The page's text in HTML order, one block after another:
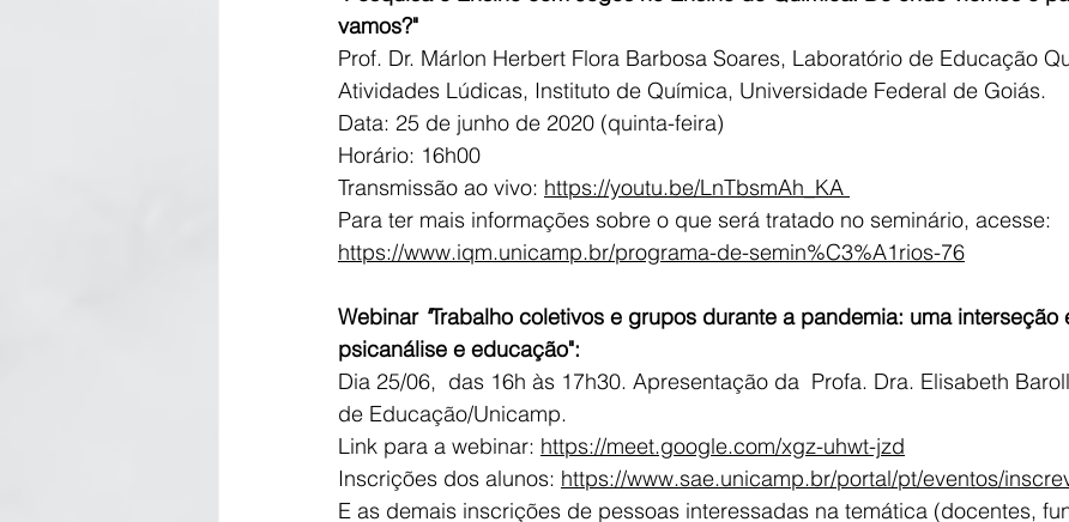
vamos?"
Prof. Dr. Márlon Herbert Flora Barbosa Soares, Laboratório de Educação
Atividades Lúdicas, Instituto de Química, Universidade Federal de Goiás.
Data: 25 de junho de 2020 (quinta-feira)
Horário: 16h00
Transmissão ao vivo: https://youtu.be/LnTbsmAh_KA
Para ter mais informações sobre o que será tratado no seminário, acesse:
https://www.iqm.unicamp.br/programa-de-semin%C3%A1rios-76
Webinar "Trabalho coletivos e grupos durante a pandemia: uma interseção
psicanálise e educação":
Dia 25/06,  das 16h às 17h30. Apresentação da  Profa. Dra. Elisabeth
de Educação/Unicamp.
Link para a webinar: https://meet.google.com/xgz-uhwt-jzd
Inscrições dos alunos: https://www.sae.unicamp.br/portal/pt/eventos/
E as demais inscrições de pessoas interessadas na temática (docentes,